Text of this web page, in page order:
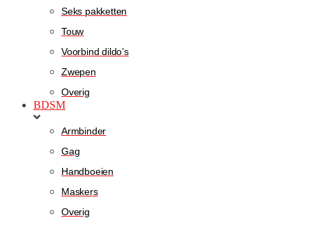
Seks pakketten
Touw
Voorbind dildo’s
Zwepen
Overig
BDSM
Armbinder
Gag
Handboeien
Maskers
Overig